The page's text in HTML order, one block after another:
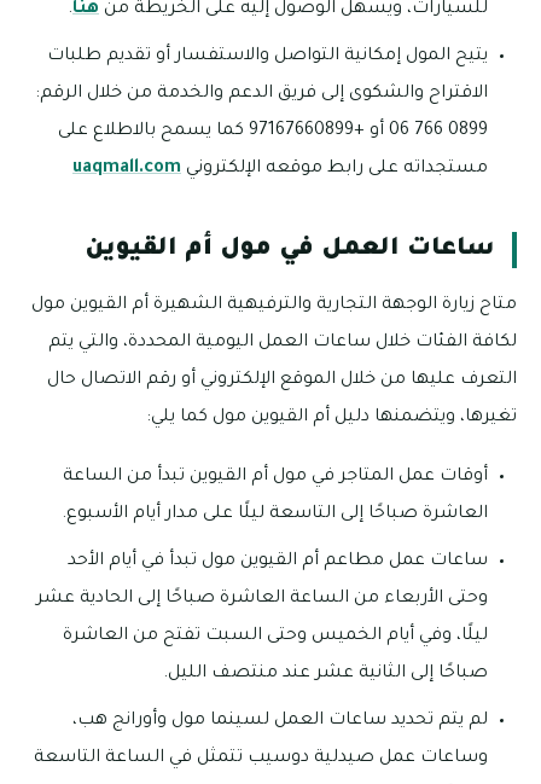
للسيارات، ويسهل الوصول إليه على الخريطة من هنا.
يتيح المول إمكانية التواصل والاستفسار أو تقديم طلبات
الاقتراح والشكوى إلى فريق الدعم والخدمة من خلال الرقم:
0899 766 06 أو +97167660899 كما يسمح بالاطلاع على
مستجداته على رابط موقعه الإلكتروني uaqmall.com
ساعات العمل في مول أم القيوين
متاح زيارة الوجهة التجارية والترفيهية الشهيرة أم القيوين مول
لكافة الفئات خلال ساعات العمل اليومية المحددة، والتي يتم
التعرف عليها من خلال الموقع الإلكتروني أو رقم الاتصال حال
تغيرها، ويتضمنها دليل أم القيوين مول كما يلي:
أوقات عمل المتاجر في مول أم القيوين تبدأ من الساعة
العاشرة صباحًا إلى التاسعة ليلًا على مدار أيام الأسبوع.
ساعات عمل مطاعم أم القيوين مول تبدأ في أيام الأحد
وحتى الأربعاء من الساعة العاشرة صباحًا إلى الحادية عشر
ليلًا، وفي أيام الخميس وحتى السبت تفتح من العاشرة
صباحًا إلى الثانية عشر عند منتصف الليل.
لم يتم تحديد ساعات العمل لسينما مول وأورانج هب،
وساعات عمل صيدلية دوسيب تتمثل في الساعة التاسعة